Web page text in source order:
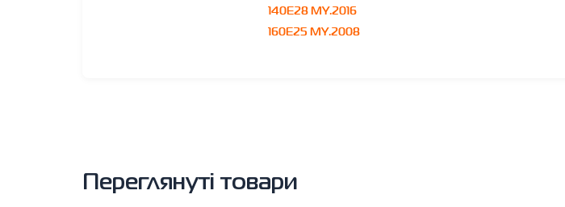
140E28 MY.2016
160E25 MY.2008
Переглянуті товари